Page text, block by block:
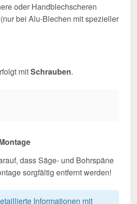
oder Handblechscheren
bei Alu-Blechen mit spezieller
mitSchrauben.
dass Säge- und Bohrspäne
sorgfältig entfernt werden!
Informationen mit